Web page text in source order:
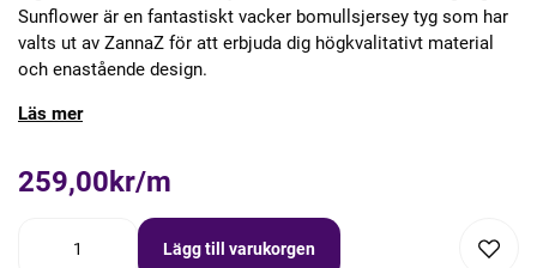
Sunflower är en fantastiskt vacker bomullsjersey tyg som har
valts ut av ZannaZ för att erbjuda dig högkvalitativt material
och enastående design.
Läs mer
259,00kr/m
Lägg till varukorgen